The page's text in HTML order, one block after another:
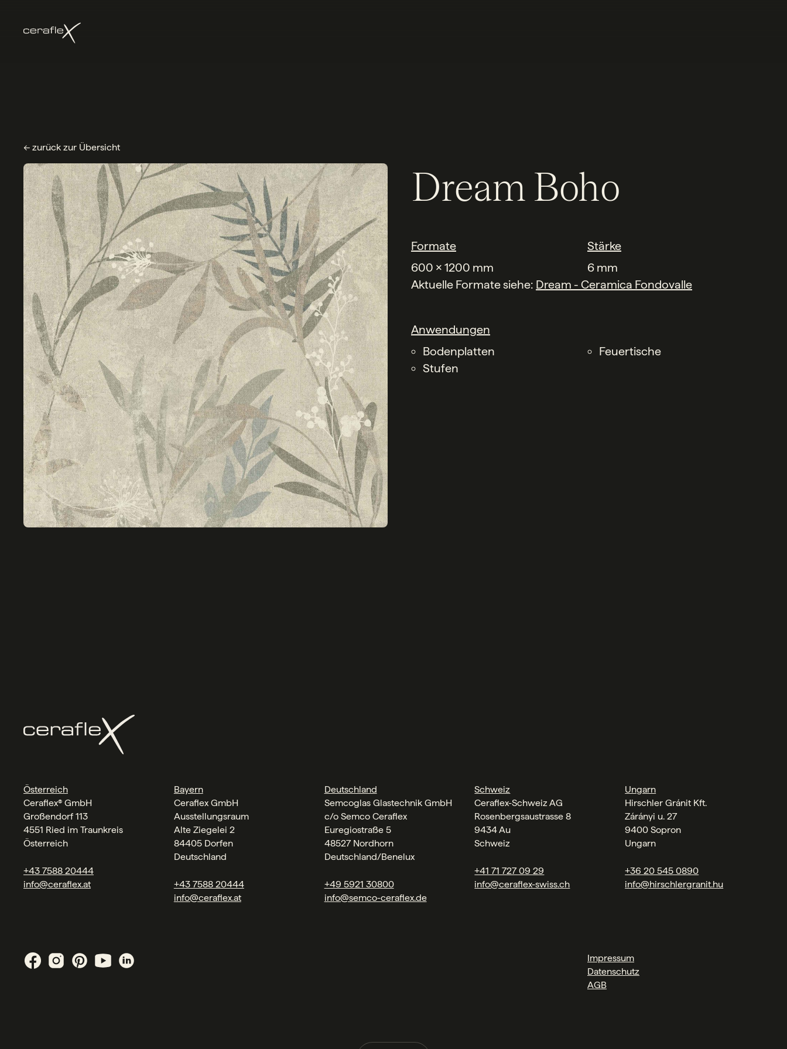
← zurück zur Übersicht
Dream Boho
Formate
Stärke
600 x 1200 mm
6 mm
Aktuelle Formate siehe: Dream - Ceramica Fondovalle
Anwendungen
Bodenplatten
Feuertische
Stufen
Österreich
Ceraflex® GmbH
Großendorf 113
4551 Ried im Traunkreis
Österreich
+43 7588 20444
info@ceraflex.at
Bayern
Ceraflex GmbH
Ausstellungsraum
Alte Ziegelei 2
84405 Dorfen
Deutschland
+43 7588 20444
info@ceraflex.at
Deutschland
Semcoglas Glastechnik GmbH
c/o Semco Ceraflex
Euregiostraße 5
48527 Nordhorn
Deutschland/Benelux
+49 5921 30800
info@semco-ceraflex.de
Schweiz
Ceraflex-Schweiz AG
Rosenbergsaustrasse 8
9434 Au
Schweiz
+41 71 727 09 29
info@ceraflex-swiss.ch
Ungarn
Hirschler Gránit Kft.
Zárányi u. 27
9400 Sopron
Ungarn
+36 20 545 0890
info@hirschlergranit.hu
Impressum
Datenschutz
AGB